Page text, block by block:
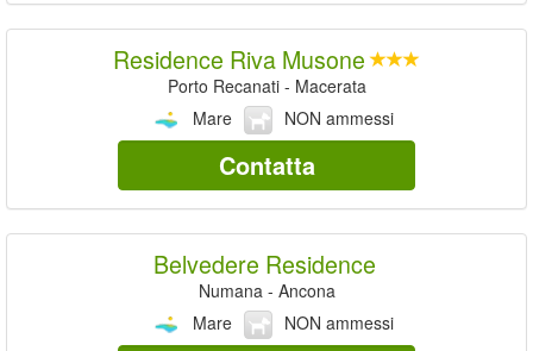
Residence Riva Musone
Porto Recanati - Macerata
Mare
NON ammessi
Contatta
Belvedere Residence
Numana - Ancona
Mare
NON ammessi